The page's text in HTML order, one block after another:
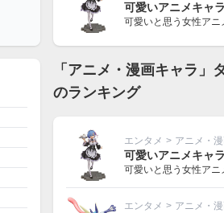
可愛いアニメキャ
可愛いと思う女性アニ
「アニメ・漫画キャラ」
のランキング
エンタメ > アニメ・
可愛いアニメキャ
可愛いと思う女性アニ
エンタメ > アニメ・